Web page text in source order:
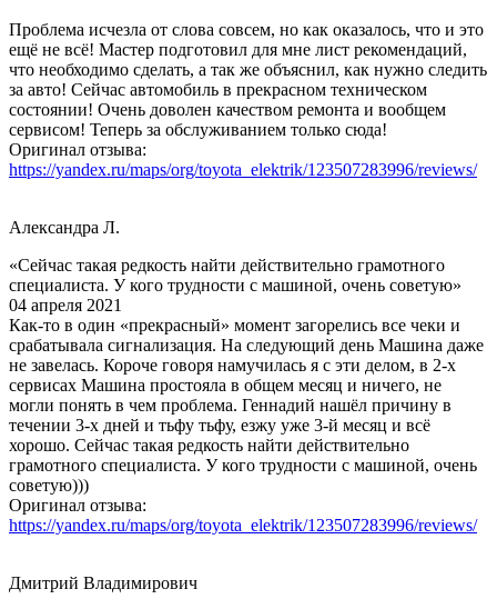
Проблема исчезла от слова совсем, но как оказалось, что и это
ещё не всё! Мастер подготовил для мне лист рекомендаций,
что необходимо сделать, а так же объяснил, как нужно следить
за авто! Сейчас автомобиль в прекрасном техническом
состоянии! Очень доволен качеством ремонта и вообщем
сервисом! Теперь за обслуживанием только сюда!
Оригинал отзыва:
https://yandex.ru/maps/org/toyota_elektrik/123507283996/reviews/
Александра Л.
«Сейчас такая редкость найти действительно грамотного
специалиста. У кого трудности с машиной, очень советую»
04 апреля 2021
Как-то в один «прекрасный» момент загорелись все чеки и
срабатывала сигнализация. На следующий день Машина даже
не завелась. Короче говоря намучилась я с эти делом, в 2-х
сервисах Машина простояла в общем месяц и ничего, не
могли понять в чем проблема. Геннадий нашёл причину в
течении 3-х дней и тьфу тьфу, езжу уже 3-й месяц и всё
хорошо. Сейчас такая редкость найти действительно
грамотного специалиста. У кого трудности с машиной, очень
советую)))
Оригинал отзыва:
https://yandex.ru/maps/org/toyota_elektrik/123507283996/reviews/
Дмитрий Владимирович